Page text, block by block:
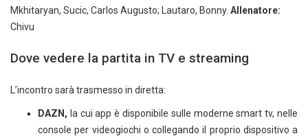
Mkhitaryan, Sucic, Carlos Augusto; Lautaro, Bonny. Allenatore:
Chivu
Dove vedere la partita in TV e streaming
L’incontro sarà trasmesso in diretta:
DAZN, la cui app è disponibile sulle moderne smart tv, nelle
console per videogiochi o collegando il proprio dispositivo a